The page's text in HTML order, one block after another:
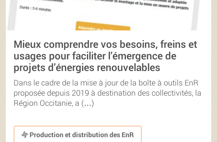
Mieux comprendre vos besoins, freins et
usages pour faciliter l’émergence de
projets d’énergies renouvelables
Dans le cadre de la mise à jour de la boîte à outils EnR
proposée depuis 2019 à destination des collectivités, la
Région Occitanie, a (…)
Production et distribution des EnR